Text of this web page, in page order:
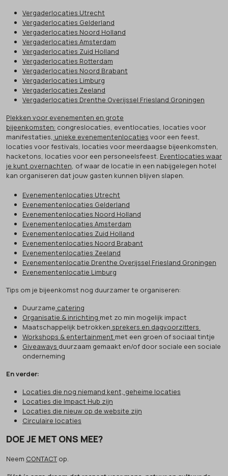
Vergaderlocaties Utrecht
Vergaderlocaties Gelderland
Vergaderlocaties Noord Holland
Vergaderlocaties Amsterdam
Vergaderlocaties Zuid Holland
Vergaderlocaties Rotterdam
Vergaderlocaties Noord Brabant
Vergaderlocaties Limburg
Vergaderlocaties Zeeland
Vergaderlocaties Drenthe Overijssel Friesland Groningen
Plekken voor evenementen en grote
bijeenkomsten: congreslocaties, eventlocaties, locaties voor
manifestaties, unieke evenementenlocaties voor een feest,
locaties voor festivals, locaties voor meerdaagse bijeenkomsten,
hacketons, locaties voor een personeelsfeest. Eventlocaties waar
je kunt overnachten, of waar de locatie in een nabijgelegen hotel
kan organiseren dat jouw gasten kunnen blijven slapen.
Evenementenlocaties Utrecht
Evenementenlocaties Gelderland
Evenementenlocaties Noord Holland
Evenementenlocaties Amsterdam
Evenementenlocaties Zuid Holland
Evenementenlocaties Noord Brabant
Evenementenlocaties Zeeland
Evenementenlocatie Drenthe Overijssel Friesland Groningen
Evenementenlocatie Limburg
Tips om je bijeenkomst nog duurzamer te organiseren:
Duurzame catering
Organisatie & inrichting met zo min mogelijk impact
Maatschappelijk betrokken sprekers en dagvoorzitters
Workshops & entertainment met een groen of sociaal tintje
Giveaways duurzaam gemaakt en/of door sociale een sociale
onderneming
En verder:
Locaties die nog niemand kent, geheime locaties
Locaties die Impact Hub zijn
Locaties die nieuw op de website zijn
Circulaire locaties
DOE JE MET ONS MEE?
Neem CONTACTop.